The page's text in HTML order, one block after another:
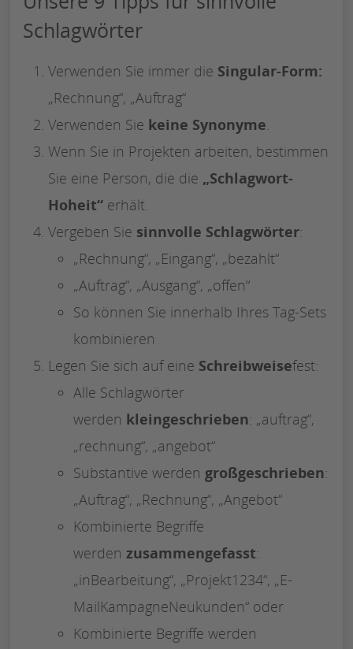
Schlagwörter
Verwenden Sie immer die Singular-Form:
„Rechnung“, „Auftrag“
Verwenden Sie keine Synonyme.
Wenn Sie in Projekten arbeiten, bestimmen
Sie eine Person, die die „Schlagwort-
Hoheit“ erhält.
Vergeben Sie sinnvolle Schlagwörter:
„Rechnung“, „Eingang“, „bezahlt“
„Auftrag“, „Ausgang“, „offen“
So können Sie innerhalb Ihres Tag-Sets
kombinieren
Legen Sie sich auf eine Schreibweisefest:
Alle Schlagwörter
werden kleingeschrieben: „auftrag“,
„rechnung“, „angebot“
Substantive werden großgeschrieben:
„Auftrag“, „Rechnung“, „Angebot“
Kombinierte Begriffe
werden zusammengefasst:
„inBearbeitung“, „Projekt1234“, „E-
MailKampagneNeukunden“ oder
Kombinierte Begriffe werden